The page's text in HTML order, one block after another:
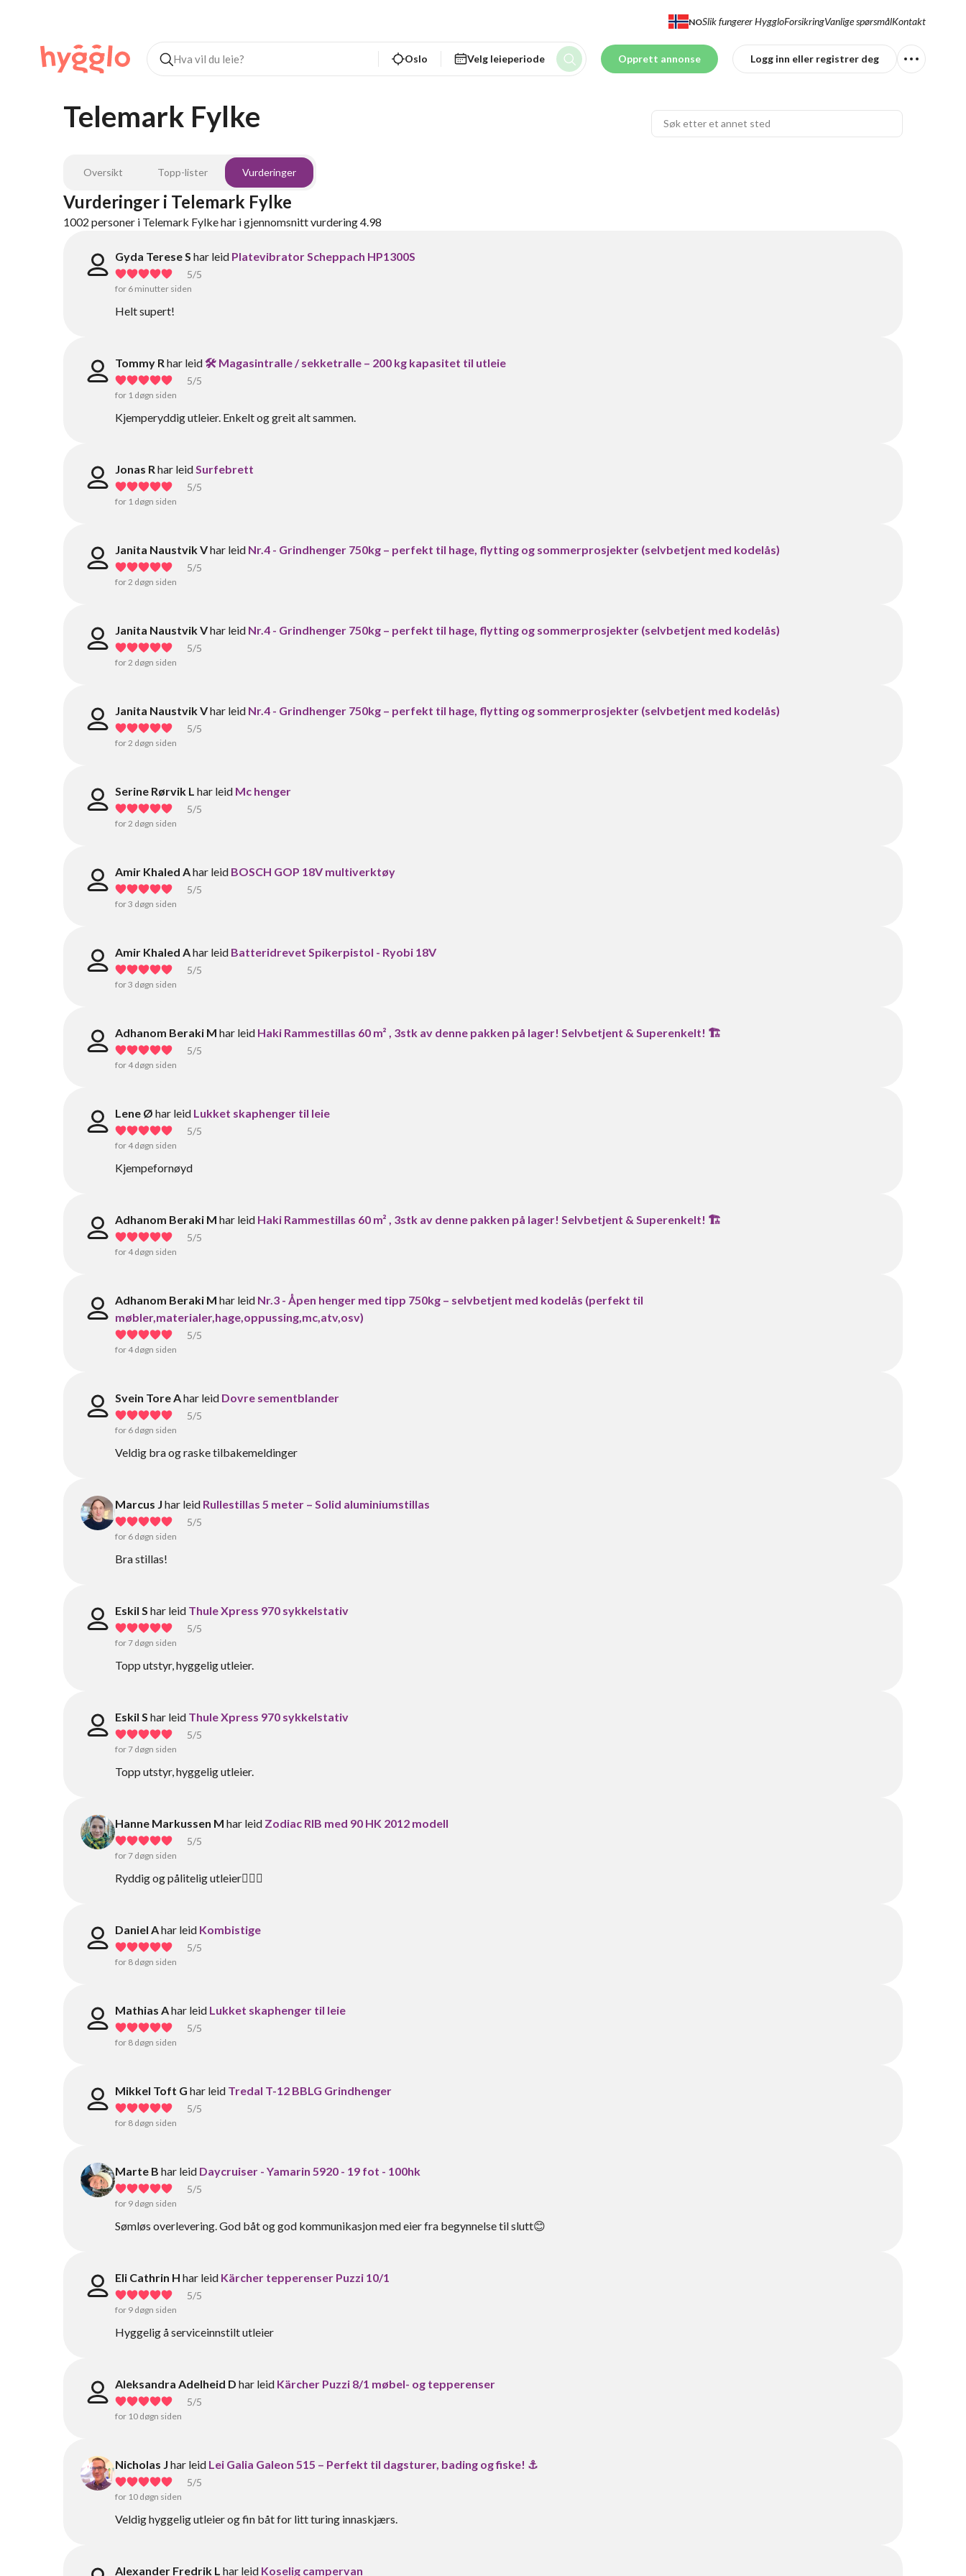
NOSlik fungerer HyggloForsikringVanlige spørsmålKontakt
Oslo Velg leieperiode Opprett annonse Logg inn eller registrer deg
Telemark Fylke
Oversikt Topp-lister Vurderinger
Vurderinger i Telemark Fylke
1002 personer i Telemark Fylkehar i gjennomsnitt vurdering4.98
Gyda Terese S har leid Platevibrator Scheppach HP1300S
5/5
for 6 minutter siden
Helt supert!
Tommy R har leid🛠️ Magasintralle / sekketralle – 200 kg kapasitet til utleie
5/5
for 1 døgn siden
Kjemperyddig utleier. Enkelt og greit alt sammen.
Jonas R har leid Surfebrett
5/5
for 1 døgn siden
Janita Naustvik Vhar leid Nr.4 - Grindhenger 750kg – perfekt til hage, flytting og sommerprosjekter (selvbetjent med kodelås)
5/5
for 2 døgn siden
Janita Naustvik Vhar leid Nr.4 - Grindhenger 750kg – perfekt til hage, flytting og sommerprosjekter (selvbetjent med kodelås)
5/5
for 2 døgn siden
Janita Naustvik Vhar leid Nr.4 - Grindhenger 750kg – perfekt til hage, flytting og sommerprosjekter (selvbetjent med kodelås)
5/5
for 2 døgn siden
Serine Rørvik L har leid Mc henger
5/5
for 2 døgn siden
Amir Khaled Ahar leid BOSCH GOP 18V multiverktøy
5/5
for 3 døgn siden
Amir Khaled Ahar leid Batteridrevet Spikerpistol - Ryobi 18V
5/5
for 3 døgn siden
Adhanom Beraki M har leid Haki Rammestillas 60 m² , 3stk av denne pakken på lager! Selvbetjent & Superenkelt! 🏗️
5/5
for 4 døgn siden
Lene Ø har leid Lukket skaphenger til leie
5/5
for 4 døgn siden
Kjempefornøyd
Adhanom Beraki M har leid Haki Rammestillas 60 m² , 3stk av denne pakken på lager! Selvbetjent & Superenkelt! 🏗️
5/5
for 4 døgn siden
Adhanom Beraki M har leid Nr.3 - Åpen henger med tipp 750kg – selvbetjent med kodelås (perfekt til
møbler,materialer,hage,oppussing,mc,atv,osv)
5/5
for 4 døgn siden
Svein Tore Ahar leid Dovre sementblander
5/5
for 6 døgn siden
Veldig bra og raske tilbakemeldinger
Marcus J har leid Rullestillas 5 meter – Solid aluminiumstillas
5/5
for 6 døgn siden
Bra stillas!
Eskil S har leid Thule Xpress 970 sykkelstativ
5/5
for 7 døgn siden
Topp utstyr, hyggelig utleier.
Eskil S har leid Thule Xpress 970 sykkelstativ
5/5
for 7 døgn siden
Topp utstyr, hyggelig utleier.
Hanne Markussen M har leid Zodiac RIB med 90 HK 2012 modell
5/5
for 7 døgn siden
Ryddig og pålitelig utleier👍🏻😊
Daniel Ahar leid Kombistige
5/5
for 8 døgn siden
Mathias Ahar leid Lukket skaphenger til leie
5/5
for 8 døgn siden
Mikkel Toft G har leid Tredal T-12 BBLG Grindhenger
5/5
for 8 døgn siden
Marte B har leid Daycruiser - Yamarin 5920 - 19 fot - 100hk
5/5
for 9 døgn siden
Sømløs overlevering. God båt og god kommunikasjon med eier fra begynnelse til slutt😊
Eli Cathrin H har leid Kärcher tepperenser Puzzi 10/1
5/5
for 9 døgn siden
Hyggelig å serviceinnstilt utleier
Aleksandra Adelheid D har leid Kärcher Puzzi 8/1 møbel- og tepperenser
5/5
for 10 døgn siden
Nicholas J har leid Lei Galia Galeon 515 – Perfekt til dagsturer, bading og fiske! ⚓
5/5
for 10 døgn siden
Veldig hyggelig utleier og fin båt for litt turing innaskjærs.
Alexander Fredrik L har leid Koselig campervan